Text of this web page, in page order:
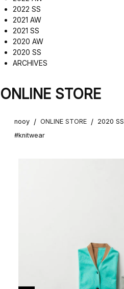
2022 SS
2021 AW
2021 SS
2020 AW
2020 SS
ARCHIVES
ONLINE STORE
nooy / ONLINE STORE / 2020 SS
#knitwear